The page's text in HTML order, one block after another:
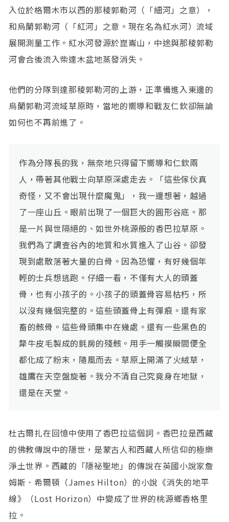
入位於格爾木市以西的那稜郭勒河（「細河」之意），
和烏蘭郭勒河（「紅河」之意。現在名為紅水河）流域
展開測量工作。紅水河發源於崑崙山，中途與那稜郭勒
河會合後流入柴達木盆地蒸發消失。
他們的分隊到達那稜郭勒河的上游，正準備進入東邊的
烏蘭郭勒河流域草原時，當地的嚮導和戰友仁欽卻無論
如何也不再前進了。
作為分隊長的我，無奈地只得留下嚮導和仁欽兩
人，帶著其他戰士向草原深處走去。「這些傢伙真
奇怪，又不會出現什麼魔鬼」，我一邊想著，越過
了一座山丘。眼前出現了一個巨大的圓形谷底。那
是一片與世隔絕的、如世外桃源般的香巴拉草原。
我們為了調查谷內的地質和水質進入了山谷。卻發
現到處散落著大量的白骨。因為恐懼，有好幾個年
輕的士兵想逃跑。仔細一看，不僅有大人的頭蓋
骨，也有小孩子的。小孩子的頭蓋骨容易枯朽，所
以沒有幾個完整的。這些頭蓋骨上有彈痕。還有家
畜的骸骨。這些骨頭集中在幾處。還有一些黑色的
犛牛皮毛製成的氈房的殘骸。用手一觸摸瞬間便全
都化成了粉末，隨風而去。草原上開滿了火絨草，
雄鷹在天空盤旋著。我分不清自己究竟身在地獄，
還是在天堂。
杜古爾扎在回憶中使用了香巴拉這個詞。香巴拉是西藏
的佛教傳說中的隱世，是蒙古人和西藏人所信仰的極樂
淨土世界。西藏的「隱祕聖地」的傳說在英國小說家詹
姆斯．希爾頓（James Hilton）的小說《消失的地平
線》（Lost Horizon）中變成了世界的桃源鄉香格里
拉。